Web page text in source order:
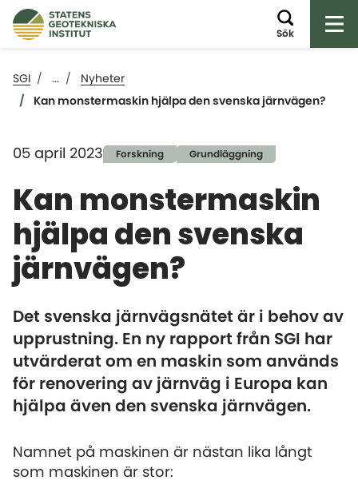
Sök
SGI ...
Nyheter
Kan monstermaskin hjälpa den svenska järnvägen?
05 april 2023 Forskning Grundläggning
Kan monstermaskin
hjälpa den svenska
järnvägen?
Det svenska järnvägsnätet är i behov av
upprustning. En ny rapport från SGI har
utvärderat om en maskin som används
för renovering av järnväg i Europa kan
hjälpa även den svenska järnvägen.
Namnet på maskinen är nästan lika långt
som maskinen är stor: